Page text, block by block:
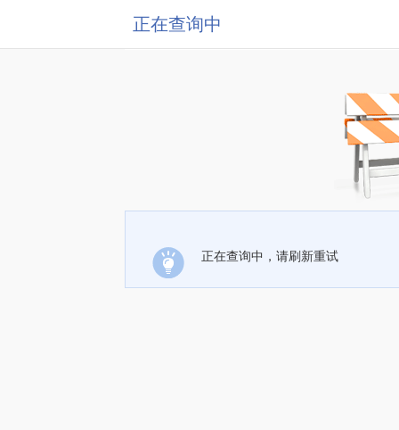
正在查询中
正在查询中，请刷新重试